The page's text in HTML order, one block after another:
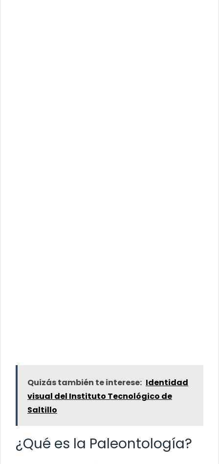
Quizás también te interese: Identidad
visual del Instituto Tecnológico de
Saltillo
¿Qué es la Paleontología?